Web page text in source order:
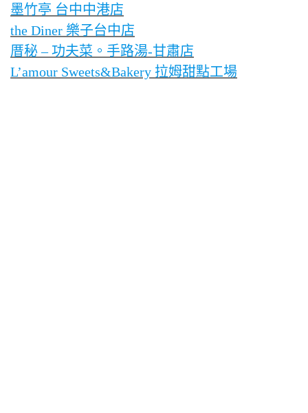
墨竹亭 台中中港店
the Diner 樂子台中店
厝秘 – 功夫菜。手路湯-甘肅店
L’amour Sweets&Bakery 拉姆甜點工場